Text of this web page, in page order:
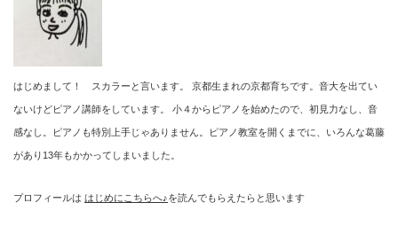
はじめまして！ スカラーと言います。 京都生まれの京都育ちです。音大を出てい
ないけどピアノ講師をしています。 小４からピアノを始めたので、初見力なし、音
感なし。ピアノも特別上手じゃありません。ピアノ教室を開くまでに、いろんな葛藤
があり13年もかかってしまいました。
プロフィールは はじめにこちらへ♪を読んでもらえたらと思います